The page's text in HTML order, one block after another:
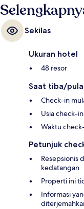
Sekilas
Ukuran hotel
48 resor
Saat tiba/
Check-in
Usia check-
Waktu
Petunjuk
Resepsionis
kedatangan
Properti ini
Informasi